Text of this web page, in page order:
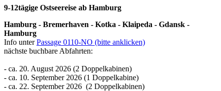
9-12tägige Ostseereise ab Hamburg
Hamburg - Bremerhaven - Kotka - Klaipeda - Gdansk -
Hamburg
Info unterPassage 0110-NO (bitte anklicken)
nächste buchbare Abfahrten:
- ca. 20. August 2026 (2 Doppelkabinen)
- ca. 10. September 2026 (1 Doppelkabine)
- ca. 22. September 2026 (2 Doppelkabinen)